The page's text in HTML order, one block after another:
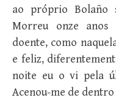
ao próprio Bolaño
Morreu onze anos
doente, como
e feliz,
noite eu o vi pela
Acenou-me de